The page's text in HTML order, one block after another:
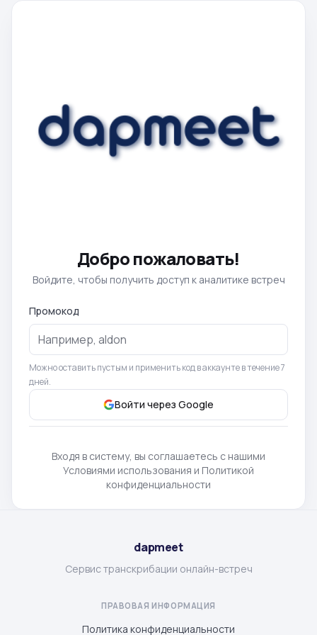
Добро пожаловать!
Войдите, чтобы получить доступ к аналитике встреч
Промокод
Можно оставить пустым и применить код в аккаунте в течение 7
дней.
Войти через Google
Входя в систему, вы соглашаетесь с нашими
Условиями использования и Политикой
конфиденциальности
dapmeet
Сервис транскрибации онлайн-встреч
ПРАВОВАЯ ИНФОРМАЦИЯ
Политика конфиденциальности